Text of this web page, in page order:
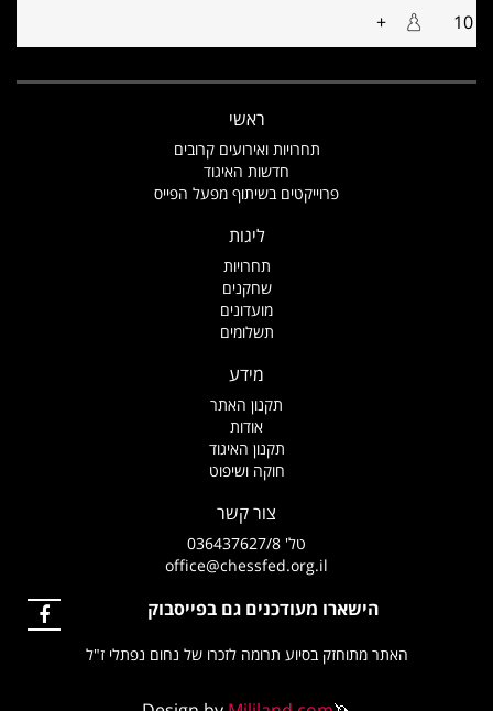
10
+
ראשי
תחרויות ואירועים קרובים
חדשות האיגוד
פרוייקטים בשיתוף מפעל הפייס
ליגות
תחרויות
שחקנים
מועדונים
תשלומים
מידע
תקנון האתר
אודות
תקנון האיגוד
חוקה ושיפוט
צור קשר
טל' 036437627/8
office@chessfed.org.il
הישארו מעודכנים גם בפייסבוק
האתר מתוחזק בסיוע תרומה לזכרו של נחום נפתלי ז"ל